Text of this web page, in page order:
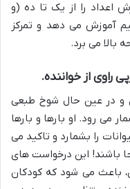
اعداد را از یک تا ده (و
آموزش می دهد و تمرکز
بالا می برد.
راوی از خواننده.
و در عین حال شوخ طبعی
می رود. او بارها و بارها
را بشمارد و تاکید می
باشند! این درخواست های
باعث می شود که کودکان